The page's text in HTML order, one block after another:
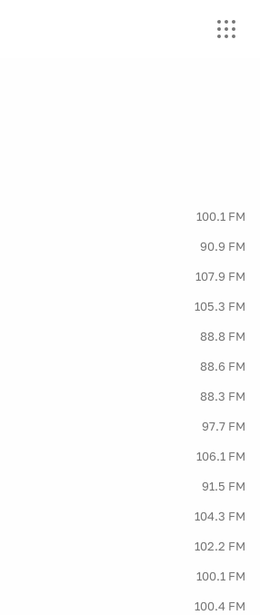
100.1 FM
90.9 FM
107.9 FM
105.3 FM
88.8 FM
88.6 FM
88.3 FM
97.7 FM
106.1 FM
91.5 FM
104.3 FM
102.2 FM
100.1 FM
100.4 FM